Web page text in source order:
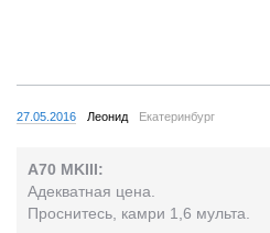
27.05.2016 Леонид Екатеринбург
A70 MKIII:
Адекватная цена.
Проснитесь, камри 1,6 мульта.